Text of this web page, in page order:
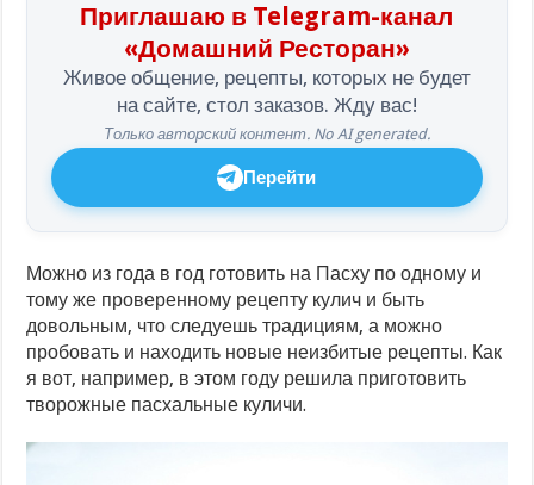
Приглашаю в Telegram-канал
«Домашний Ресторан»
Живое общение, рецепты, которых не будет
на сайте, стол заказов. Жду вас!
Только авторский контент. No AI generated.
Перейти
Можно из года в год готовить на Пасху по одному и
тому же проверенному рецепту кулич и быть
довольным, что следуешь традициям, а можно
пробовать и находить новые неизбитые рецепты. Как
я вот, например, в этом году решила приготовить
творожные пасхальные куличи.